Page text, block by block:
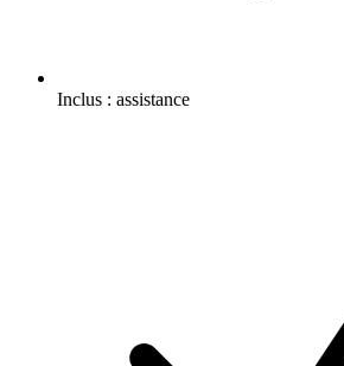
Inclus : assistance